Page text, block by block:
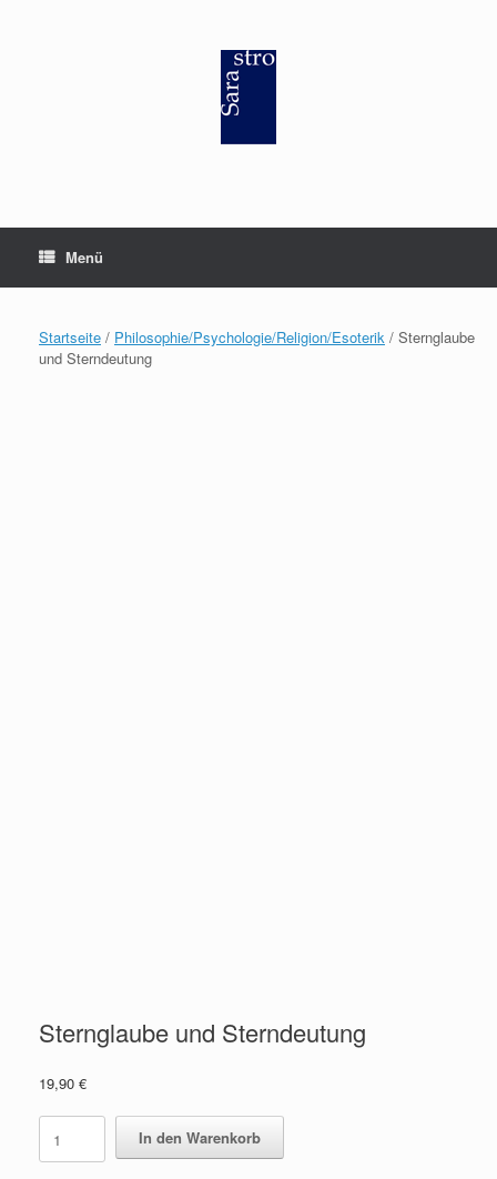
Menü
Startseite / Philosophie/Psychologie/Religion/Esoterik / Sternglaube
und Sterndeutung
Sternglaube und Sterndeutung
19,90 €
Sternglaube
und
Sterndeutung
In den Warenkorb